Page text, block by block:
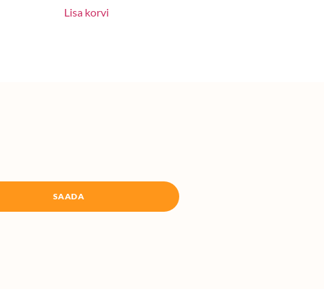
Lisa korvi
SAADA